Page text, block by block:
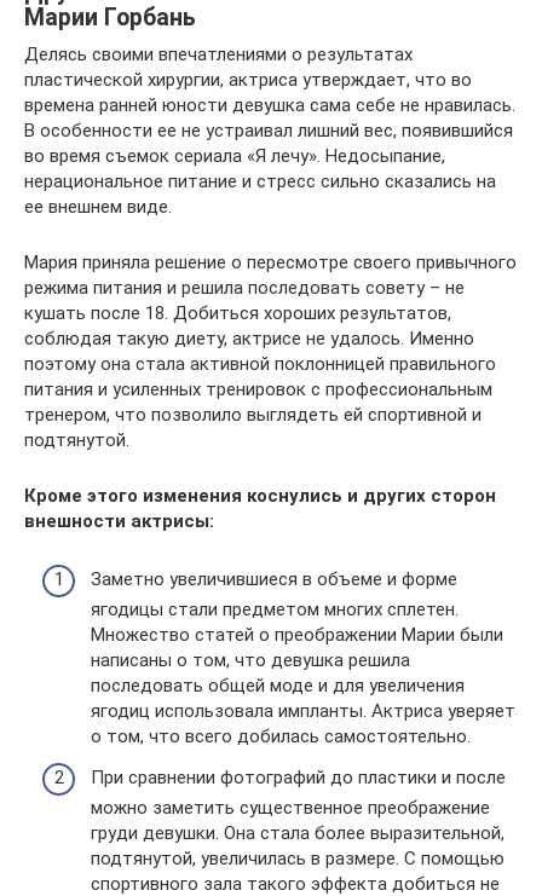
Марии Горбань
Делясь своими впечатлениями о результатах
пластической хирургии, актриса утверждает, что во
времена ранней юности девушка сама себе не нравилась.
В особенности ее не устраивал лишний вес, появившийся
во время съемок сериала «Я лечу». Недосыпание,
нерациональное питание и стресс сильно сказались на
ее внешнем виде.
Мария приняла решение о пересмотре своего привычного
режима питания и решила последовать совету – не
кушать после 18. Добиться хороших результатов,
соблюдая такую диету, актрисе не удалось. Именно
поэтому она стала активной поклонницей правильного
питания и усиленных тренировок с профессиональным
тренером, что позволило выглядеть ей спортивной и
подтянутой.
Кроме этого изменения коснулись и других сторон
внешности актрисы:
Заметно увеличившиеся в объеме и форме
ягодицы стали предметом многих сплетен.
Множество статей о преображении Марии были
написаны о том, что девушка решила
последовать общей моде и для увеличения
ягодиц использовала импланты. Актриса уверяет
о том, что всего добилась самостоятельно.
При сравнении фотографий до пластики и после
можно заметить существенное преображение
груди девушки. Она стала более выразительной,
подтянутой, увеличилась в размере. С помощью
спортивного зала такого эффекта добиться не